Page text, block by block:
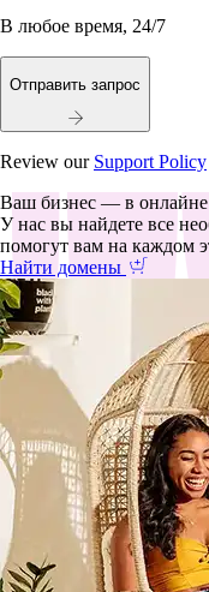
В любое время, 24/7
Отправить запрос
Review our Support Policy
Ваш бизнес — в онлайне
У нас вы найдете все
помогут вам на каждом
Найти домены